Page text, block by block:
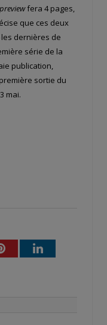
previewfera 4 pages,
que ces deux
dernières de
série de la
publication,
sortie du
mai.
PinterestLinkedIn